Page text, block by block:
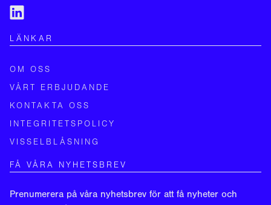
LÄNKAR
OM OSS
VÅRT ERBJUDANDE
KONTAKTA OSS
INTEGRITETSPOLICY
VISSELBLÅSNING
FÅ VÅRA NYHETSBREV
Prenumerera på våra nyhetsbrev för att få nyheter och